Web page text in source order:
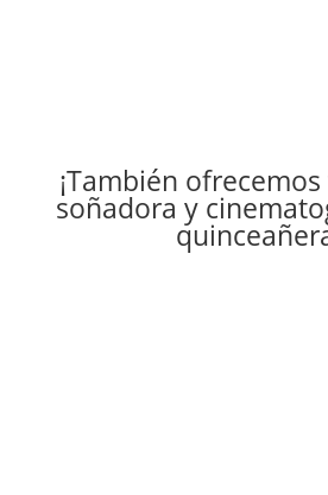
¡También
soñadora y